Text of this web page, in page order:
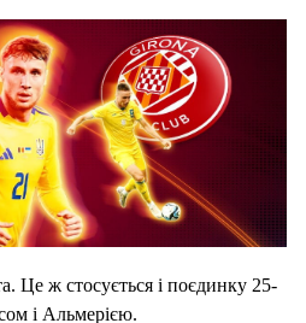
Це ж стосується і поєдинку 25-
і Альмерією.